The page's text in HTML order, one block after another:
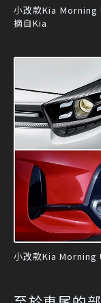
小改款Kia Morning
摘自Kia
小改款Kia Morning